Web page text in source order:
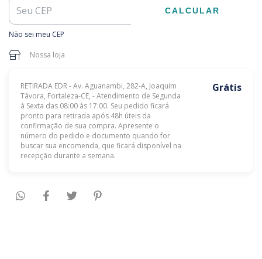
CALCULAR
Não sei meu CEP
Nossa loja
RETIRADA EDR - Av. Aguanambi, 282-A, Joaquim
Távora, Fortaleza-CE, - Atendimento de Segunda
à Sexta das 08:00 às 17:00. Seu pedido ficará
pronto para retirada após 48h úteis da
confirmação de sua compra. Apresente o
número do pedido e documento quando for
buscar sua encomenda, que ficará disponível na
recepção durante a semana.
Grátis